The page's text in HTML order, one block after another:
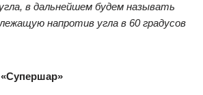
в дальнейшем будем называть
напротив угла в 60 градусов